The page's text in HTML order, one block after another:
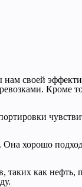
нам своей
Кроме
Она хорошо
таких как нефть,